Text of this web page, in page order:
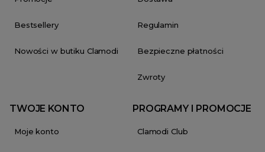
Bestsellery
Nowości w butiku Clamodi
Regulamin
Bezpieczne płatności
Zwroty
TWOJE KONTO
Moje konto
PROGRAMY I PROMOCJE
Clamodi Club